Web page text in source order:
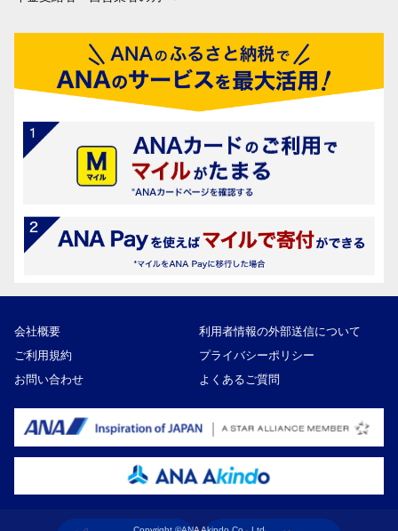
会社概要
利用者情報の外部送信について
ご利用規約
プライバシーポリシー
お問い合わせ
よくあるご質問